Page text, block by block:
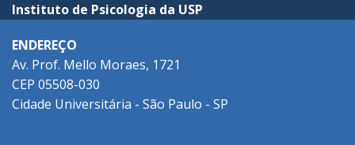
Instituto de Psicologia da USP
ENDEREÇO
Av. Prof. Mello Moraes, 1721
CEP 05508-030
Cidade Universitária - São Paulo - SP